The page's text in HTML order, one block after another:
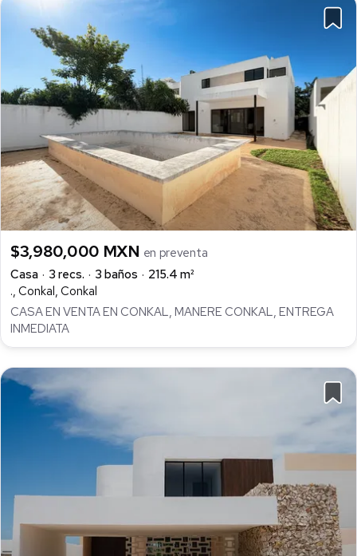
$3,980,000 MXN en preventa
Casa
3 recs. 3 baños
215.4 m²
., Conkal, Conkal
CASA EN VENTA EN CONKAL, MANERE CONKAL, ENTREGA
INMEDIATA